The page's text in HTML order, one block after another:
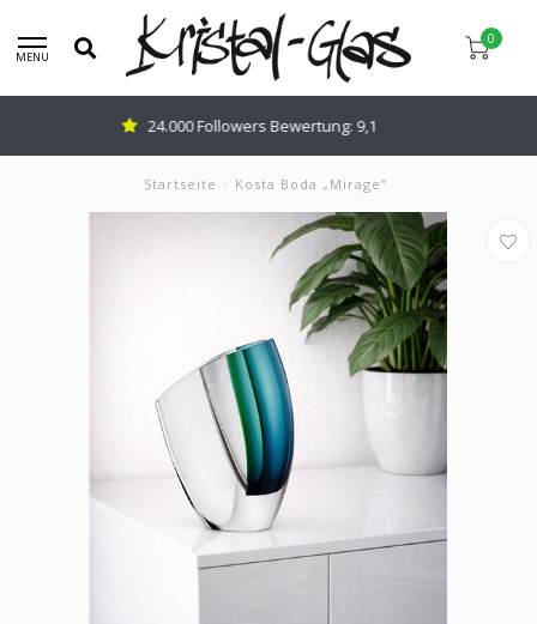
MENU
0
Beratung: 0345-637599
Startseite / Kosta Boda „Mirage“